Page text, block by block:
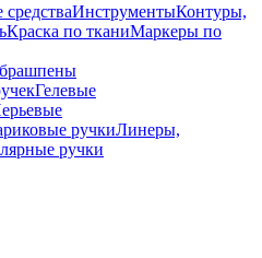
ИнструментыКонтуры,
Краска по тканиМаркеры по
Гелевые
ручкиЛинеры,
ручки